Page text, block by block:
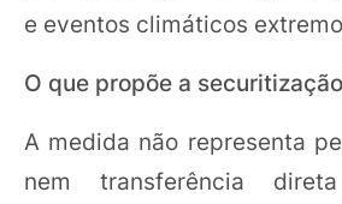
e eventos climáticos
O que propõe a securitização
A medida não representa
nem transferência